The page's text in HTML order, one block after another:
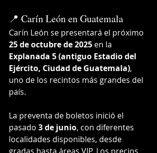
📍 Carín León en Guatemala
Carín León se presentará el próximo
25 de octubre de 2025 en la
Explanada 5 (antiguo Estadio del
Ejército, Ciudad de Guatemala),
uno de los recintos más grandes del
país.
La preventa de boletos inició el
pasado 3 de junio, con diferentes
localidades disponibles, desde